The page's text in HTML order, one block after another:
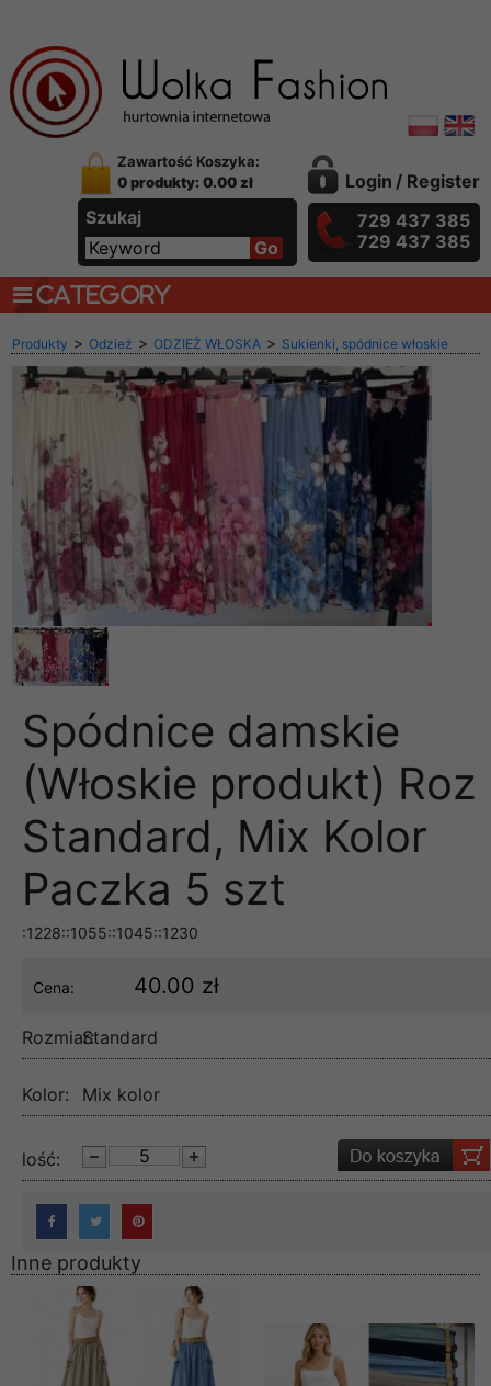
Zawartość Koszyka:
0 produkty: 0.00 zł
Szukaj
Login / Register
729 437 385
729 437 385
CATEGORY
Produkty > Odzież > ODZIEŻ WŁOSKA > Sukienki, spódnice włoskie
Spódnice damskie
(Włoskie produkt) Roz
Standard, Mix Kolor
Paczka 5 szt
:1228::1055::1045::1230
Cena: 40.00 zł
Rozmiar:Standard
Kolor: Mix kolor
lość:
Inne produkty